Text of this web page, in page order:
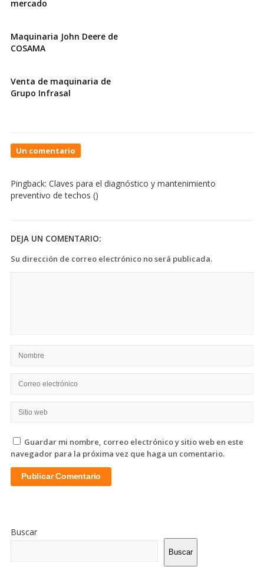
mercado
Maquinaria John Deere de
COSAMA
Venta de maquinaria de
Grupo Infrasal
Un comentario
cumplen
con
hoy
y
Pingback: Claves para el diagnóstico y mantenimiento
preventivo de techos ()
DEJA UN COMENTARIO:
Su dirección de correo electrónico no será publicada.
Guardar mi nombre, correo electrónico y sitio web en este
navegador para la próxima vez que haga un comentario.
La
Lateral
Buscar
Buscar